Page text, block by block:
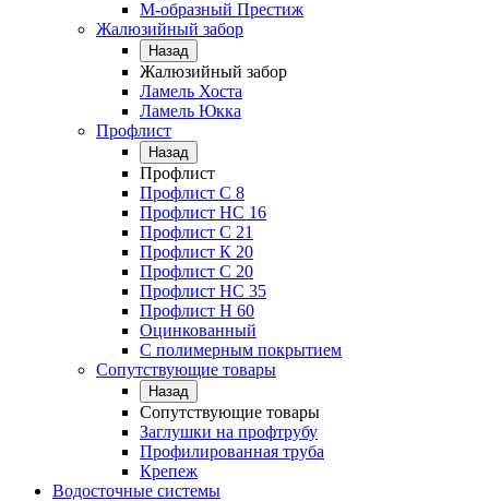
М-образный Престиж
Жалюзийный забор
Назад
Жалюзийный забор
Ламель Хоста
Ламель Юкка
Профлист
Назад
Профлист
Профлист С 8
Профлист НС 16
Профлист C 21
Профлист К 20
Профлист С 20
Профлист НС 35
Профлист Н 60
Оцинкованный
С полимерным покрытием
Сопутствующие товары
Назад
Сопутствующие товары
Заглушки на профтрубу
Профилированная труба
Крепеж
Водосточные системы